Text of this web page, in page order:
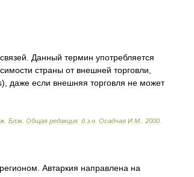
связей Данный термин употребляется
страны от внешней торговли
), даже если внешняя торговля не может
Блэк. Общая редакция: д э н Осадчая И М 2000
регионом Автаркия направлена на